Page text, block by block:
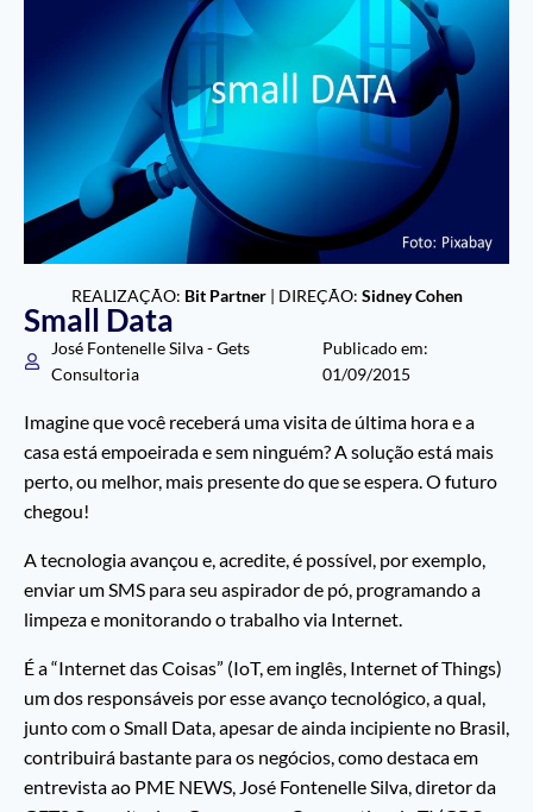
REALIZAÇÃO: Bit Partner| DIREÇÃO: Sidney Cohen
Small Data
José Fontenelle Silva - Gets
Consultoria
Publicado em:
01/09/2015
Imagine que você receberá uma visita de última hora e a
casa está empoeirada e sem ninguém? A solução está mais
perto, ou melhor, mais presente do que se espera. O futuro
chegou!
A tecnologia avançou e, acredite, é possível, por exemplo,
enviar um SMS para seu aspirador de pó, programando a
limpeza e monitorando o trabalho via Internet.
É a “Internet das Coisas” (IoT, em inglês, Internet of Things)
um dos responsáveis por esse avanço tecnológico, a qual,
junto com o Small Data, apesar de ainda incipiente no Brasil,
contribuirá bastante para os negócios, como destaca em
entrevista ao PME NEWS, José Fontenelle Silva, diretor da